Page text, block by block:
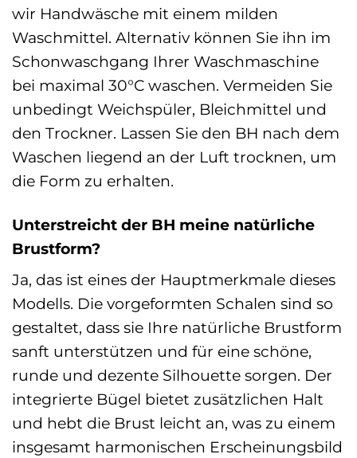
wir Handwäsche mit einem milden
Waschmittel. Alternativ können Sie ihn im
Schonwaschgang Ihrer Waschmaschine
bei maximal 30°C waschen. Vermeiden Sie
unbedingt Weichspüler, Bleichmittel und
den Trockner. Lassen Sie den BH nach dem
Waschen liegend an der Luft trocknen, um
die Form zu erhalten.
Unterstreicht der BH meine natürliche
Brustform?
Ja, das ist eines der Hauptmerkmale dieses
Modells. Die vorgeformten Schalen sind so
gestaltet, dass sie Ihre natürliche Brustform
sanft unterstützen und für eine schöne,
runde und dezente Silhouette sorgen. Der
integrierte Bügel bietet zusätzlichen Halt
und hebt die Brust leicht an, was zu einem
insgesamt harmonischen Erscheinungsbild